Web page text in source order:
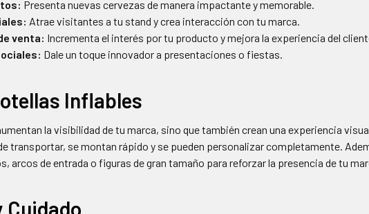
Presenta nuevas cervezas de manera impactante y memorable.
Atrae visitantes a tu stand y crea interacción con tu marca.
venta: Incrementa el interés por tu producto y mejora la experiencia del
Dale un toque innovador a presentaciones o fiestas.
Inflables
la visibilidad de tu marca, sino que también crean una experiencia
transportar, se montan rápido y se pueden personalizar completamente.
arcos de entrada o figuras de gran tamaño para reforzar la presencia de tu
Cuidado